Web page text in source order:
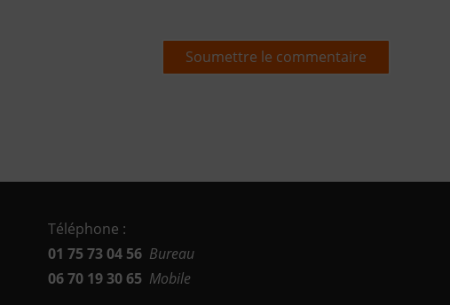
Soumettre le commentaire
Téléphone :
01 75 73 04 56 Bureau
06 70 19 30 65 Mobile